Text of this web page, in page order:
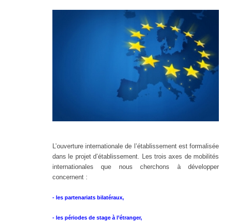
L’ouverture internationale de l’établissement est formalisée
dans le projet d’établissement. Les trois axes de mobilités
internationales que nous cherchons à développer
concernent :
- les partenariats bilatéraux,
- les périodes de stage à l’étranger,